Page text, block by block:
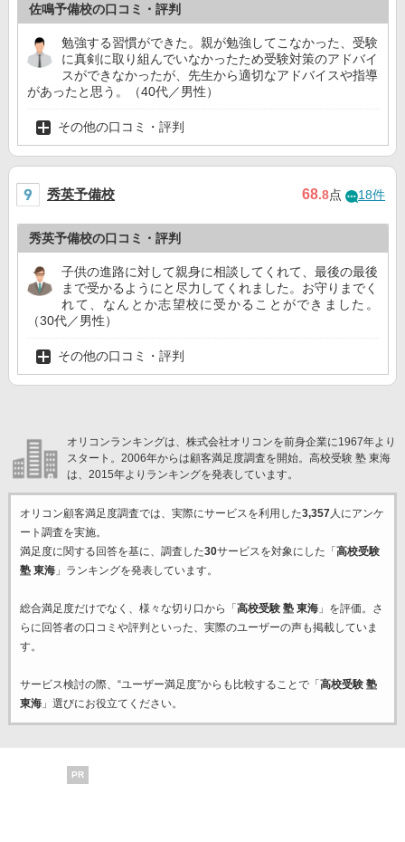
佐鳴予備校の口コミ・評判
勉強する習慣ができた。親が勉強してこなかった、受験
に真剣に取り組んでいなかったため受験対策のアドバイ
スができなかったが、先生から適切なアドバイスや指導
があったと思う。（40代／男性）
その他の口コミ・評判
秀英予備校 68.8点 18件
秀英予備校の口コミ・評判
子供の進路に対して親身に相談してくれて、最後の最後
まで受かるようにと尽力してくれました。お守りまでく
れて、なんとか志望校に受かることができました。
（30代／男性）
その他の口コミ・評判
オリコンランキングは、株式会社オリコンを前身企業に1967年より
スタート。2006年からは顧客満足度調査を開始。高校受験 塾 東海
は、2015年よりランキングを発表しています。
オリコン顧客満足度調査では、実際にサービスを利用した3,357人にアンケ
ート調査を実施。
満足度に関する回答を基に、調査した30サービスを対象にした「 高校受験
塾 東海」ランキングを発表しています。
総合満足度だけでなく、様々な切り口から「 高校受験 塾 東海」を評価。さ
らに回答者の口コミや評判といった、実際のユーザーの声も掲載していま
す。
サービス検討の際、“ユーザー満足度”からも比較することで「 高校受験 塾
東海」選びにお役立てください。
PR